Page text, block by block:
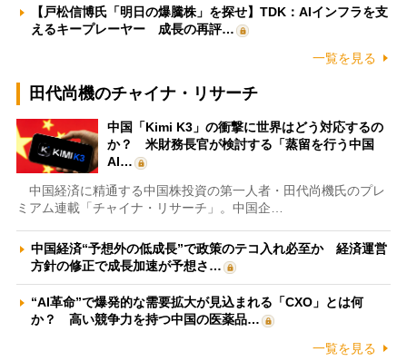
【戸松信博氏「明日の爆騰株」を探せ】TDK：AIインフラを支
えるキープレーヤー 成長の再評…
一覧を見る
田代尚機のチャイナ・リサーチ
中国「Kimi K3」の衝撃に世界はどう対応するの
か？ 米財務長官が検討する「蒸留を行う中国
AI…
中国経済に精通する中国株投資の第一人者・田代尚機氏のプレ
ミアム連載「チャイナ・リサーチ」。中国企…
中国経済“予想外の低成長”で政策のテコ入れ必至か 経済運営
方針の修正で成長加速が予想さ…
“AI革命”で爆発的な需要拡大が見込まれる「CXO」とは何
か？ 高い競争力を持つ中国の医薬品…
一覧を見る